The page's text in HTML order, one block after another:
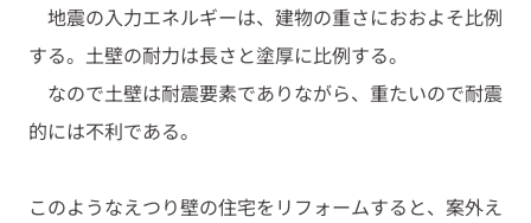
地震の入力エネルギーは、建物の重さにおおよそ比例
する。土壁の耐力は長さと塗厚に比例する。
なので土壁は耐震要素でありながら、重たいので耐震
的には不利である。
このようなえつり壁の住宅をリフォームすると、案外え